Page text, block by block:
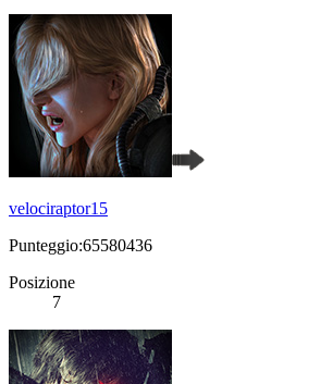
velociraptor15
Punteggio:65580436
Posizione
7